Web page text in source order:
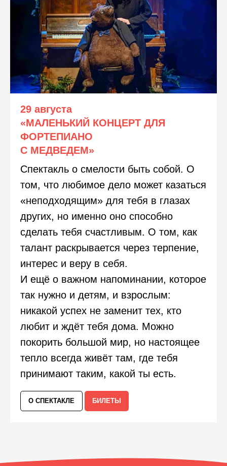
29 августа
«МАЛЕНЬКИЙ КОНЦЕРТ ДЛЯ
ФОРТЕПИАНО
С МЕДВЕДЕМ»
Спектакль о смелости быть собой. О
том, что любимое дело может казаться
«неподходящим» для тебя в глазах
других, но именно оно способно
сделать тебя счастливым. О том, как
талант раскрывается через терпение,
интерес и веру в себя.
И ещё о важном напоминании, которое
так нужно и детям, и взрослым:
никакой успех не заменит тех, кто
любит и ждёт тебя дома. Можно
покорить большой мир, но настоящее
тепло всегда живёт там, где тебя
принимают таким, какой ты есть.
О СПЕКТАКЛЕ БИЛЕТЫ